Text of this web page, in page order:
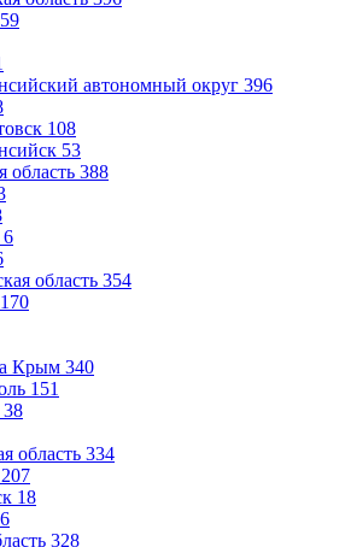
автономный округ 396
108
53
область 388
6
область 354
170
Крым 340
151
38
область 334
207
18
328